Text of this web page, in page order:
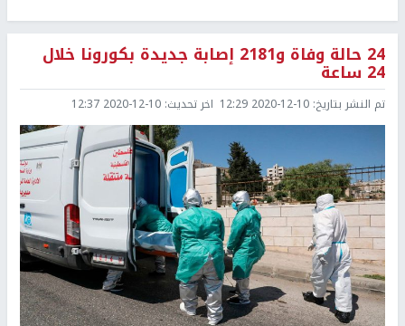
24 حالة وفاة و2181 إصابة جديدة بكورونا خلال
24 ساعة
تم النشر بتاريخ: 2020-12-10 12:29 اخر تحديث: 2020-12-10 12:37